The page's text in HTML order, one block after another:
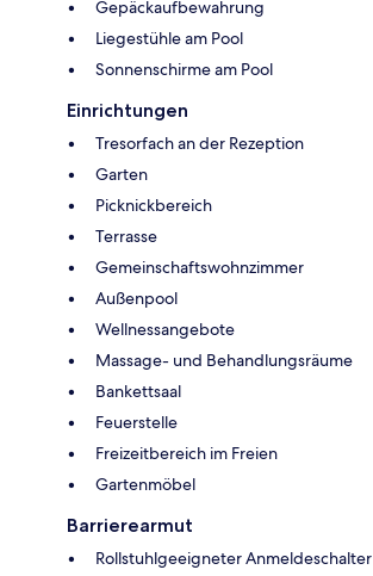
Gepäckaufbewahrung
Liegestühle am Pool
Sonnenschirme am Pool
Einrichtungen
Tresorfach an der Rezeption
Garten
Picknickbereich
Terrasse
Gemeinschaftswohnzimmer
Außenpool
Wellnessangebote
Massage- und Behandlungsräume
Bankettsaal
Feuerstelle
Freizeitbereich im Freien
Gartenmöbel
Barrierearmut
Rollstuhlgeeigneter Anmeldeschalter